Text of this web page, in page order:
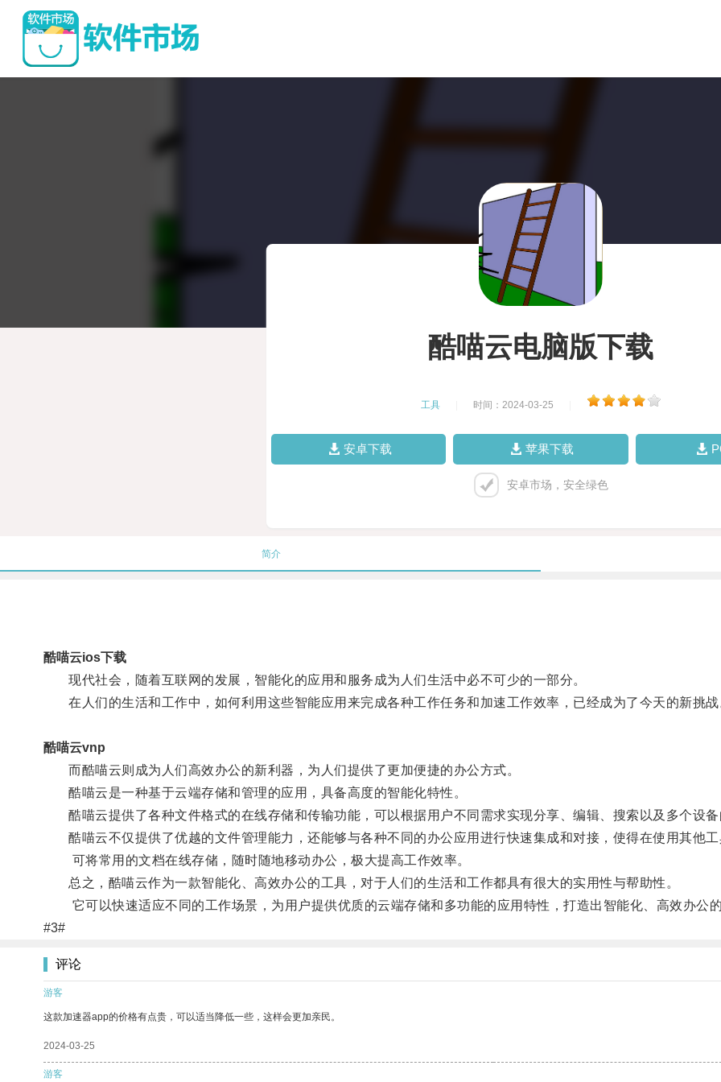
酷喵云电脑版下载
工具 时间：2024-03-25
安卓下载 苹果下载
安卓市场，安全绿色
简介
酷喵云ios下载
现代社会，随着互联网的发展，智能化的应用和服务成为人们生活中必不可少的一部分。
在人们的生活和工作中，如何利用这些智能应用来完成各种工作任务和加速工作效率，已经成为了今天的新挑战
酷喵云vnp
而酷喵云则成为人们高效办公的新利器，为人们提供了更加便捷的办公方式。
酷喵云是一种基于云端存储和管理的应用，具备高度的智能化特性。
酷喵云提供了各种文件格式的在线存储和传输功能，可以根据用户不同需求实现分享、编辑、搜索以及多个设备
酷喵云不仅提供了优越的文件管理能力，还能够与各种不同的办公应用进行快速集成和对接，使得在使用其他工
可将常用的文档在线存储，随时随地移动办公，极大提高工作效率。
总之，酷喵云作为一款智能化、高效办公的工具，对于人们的生活和工作都具有很大的实用性与帮助性。
它可以快速适应不同的工作场景，为用户提供优质的云端存储和多功能的应用特性，打造出智能化、高效办公的
#3#
评论
游客
这款加速器app的价格有点贵，可以适当降低一些，这样会更加亲民。
2024-03-25
游客